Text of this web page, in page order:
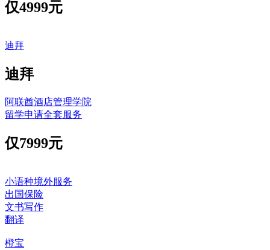
仅4999元
迪拜
迪拜
阿联酋酒店管理学院
留学申请全套服务
仅7999元
小语种境外服务
出国保险
文书写作
翻译
橙宝